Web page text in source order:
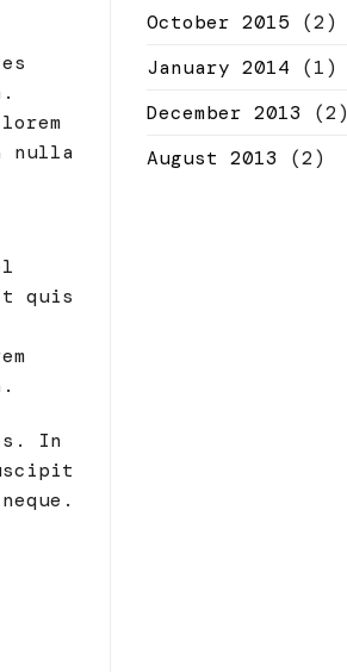
nulla
quis
In
October 2015 (2)
January 2014 (1)
December 2013 (2)
August 2013 (2)